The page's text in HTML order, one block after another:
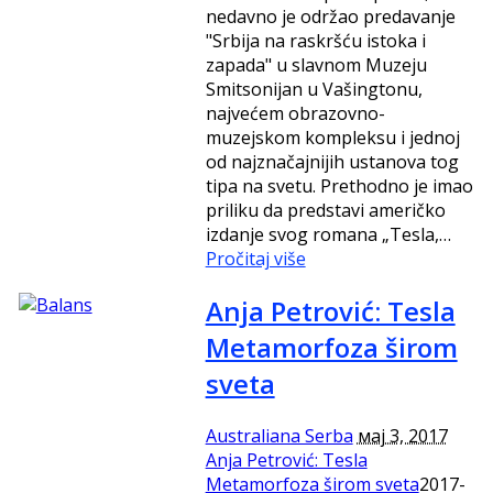
nedavno je održao predavanje
"Srbija na raskršću istoka i
zapada" u slavnom Muzeju
Smitsonijan u Vašingtonu,
najvećem obrazovno-
muzejskom kompleksu i jednoj
od najznačajnijih ustanova tog
tipa na svetu. Prethodno je imao
priliku da predstavi američko
izdanje svog romana „Tesla,…
Pročitaj više
Anja Petrović: Tesla
Metamorfoza širom
sveta
Australiana Serba мај 3, 2017
Anja Petrović: Tesla
Metamorfoza širom sveta2017-